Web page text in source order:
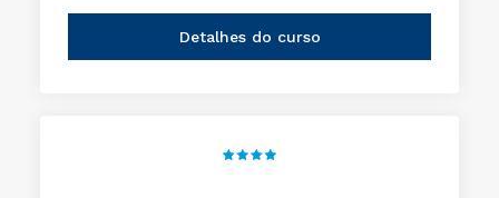
Detalhes do curso